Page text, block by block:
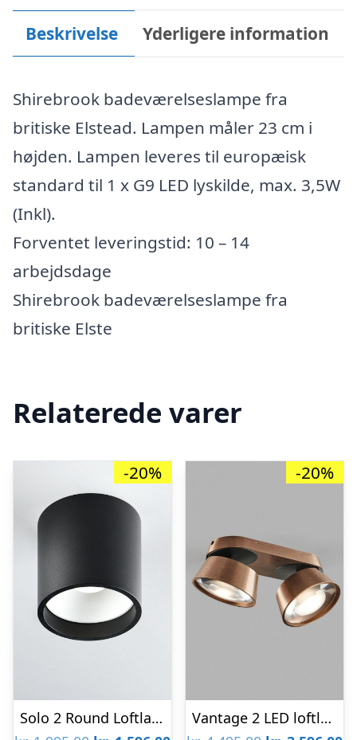
Beskrivelse Yderligere information
Shirebrook badeværelseslampe fra
britiske Elstead. Lampen måler 23 cm i
højden. Lampen leveres til europæisk
standard til 1 x G9 LED lyskilde, max. 3,5W
(Inkl).
Forventet leveringstid: 10 – 14
arbejdsdage
Shirebrook badeværelseslampe fra
britiske Elste
Relaterede varer
-20%
Solo 2 Round Loftlampe Sort 2700K – LIGHT-POINT
-20%
Vantage 2 LED loftlampe Rose Gold – 2700K – LIGHT-POINT